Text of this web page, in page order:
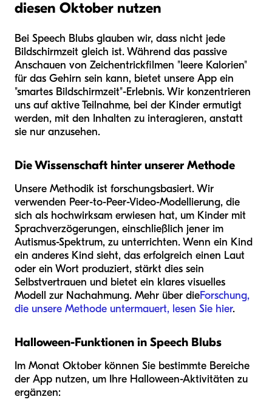
diesen Oktober nutzen
Bei Speech Blubs glauben wir, dass nicht jede
Bildschirmzeit gleich ist. Während das passive
Anschauen von Zeichentrickfilmen "leere Kalorien"
für das Gehirn sein kann, bietet unsere App ein
"smartes Bildschirmzeit"-Erlebnis. Wir konzentrieren
uns auf aktive Teilnahme, bei der Kinder ermutigt
werden, mit den Inhalten zu interagieren, anstatt
sie nur anzusehen.
Die Wissenschaft hinter unserer Methode
Unsere Methodik ist forschungsbasiert. Wir
verwenden Peer-to-Peer-Video-Modellierung, die
sich als hochwirksam erwiesen hat, um Kinder mit
Sprachverzögerungen, einschließlich jener im
Autismus-Spektrum, zu unterrichten. Wenn ein Kind
ein anderes Kind sieht, das erfolgreich einen Laut
oder ein Wort produziert, stärkt dies sein
Selbstvertrauen und bietet ein klares visuelles
Modell zur Nachahmung. Mehr über dieForschung,
die unsere Methode untermauert, lesen Sie hier.
Halloween-Funktionen in Speech Blubs
Im Monat Oktober können Sie bestimmte Bereiche
der App nutzen, um Ihre Halloween-Aktivitäten zu
ergänzen: